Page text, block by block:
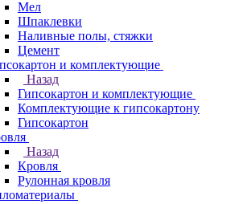
Мел
Шпаклевки
Наливные полы, стяжки
Цемент
и комплектующие
Назад
Гипсокартон и комплектующие
Комплектующие к гипсокартону
Гипсокартон
Назад
Кровля
Рулонная кровля